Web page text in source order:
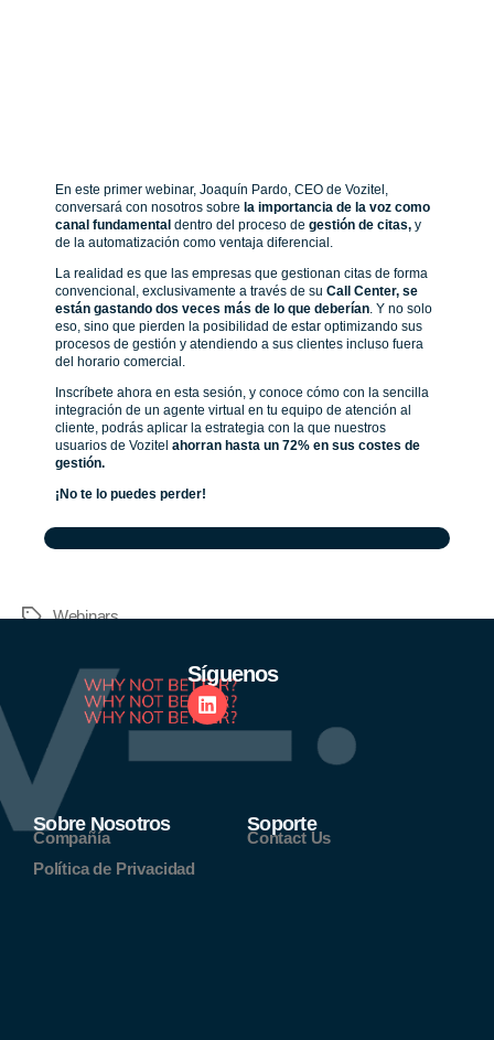
En este primer webinar, Joaquín Pardo, CEO de Vozitel,
conversará con nosotros sobre la importancia de la voz como
canal fundamental dentro del proceso de gestión de citas, y
de la automatización como ventaja diferencial.
La realidad es que las empresas que gestionan citas de forma
convencional, exclusivamente a través de su Call Center, se
están gastando dos veces más de lo que deberían . Y no solo
eso, sino que pierden la posibilidad de estar optimizando sus
procesos de gestión y atendiendo a sus clientes incluso fuera
del horario comercial.
Inscríbete ahora en esta sesión, y conoce cómo con la sencilla
integración de un agente virtual en tu equipo de atención al
cliente, podrás aplicar la estrategia con la que nuestros
usuarios de Vozitel ahorran hasta un 72% en sus costes de
gestión.
¡No te lo puedes perder!
Webinars
Síguenos
Sobre Nosotros
Compañía
Política de Privacidad
Soporte
Contact Us